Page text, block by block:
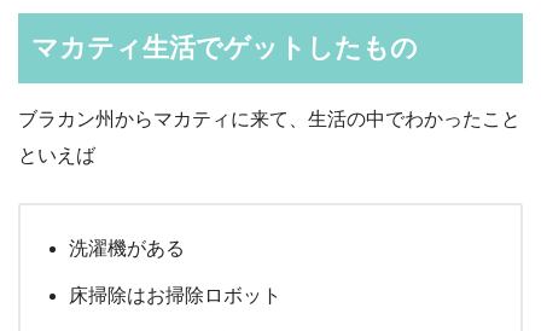
マカティ生活でゲットしたもの
ブラカン州からマカティに来て、生活の中でわかったこと
といえば
洗濯機がある
床掃除はお掃除ロボット